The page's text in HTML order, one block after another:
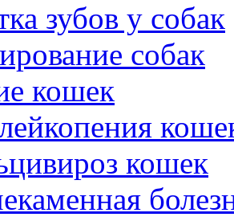
зубов у собак
собак
кошек
кошек